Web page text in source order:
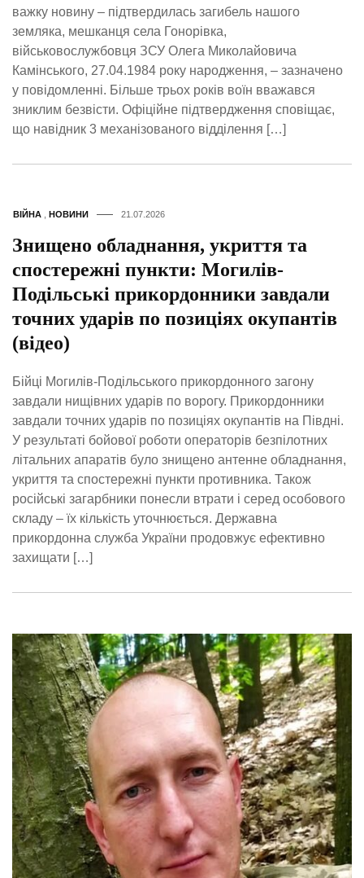
важку новину – підтвердилась загибель нашого
земляка, мешканця села Гонорівка,
військовослужбовця ЗСУ Олега Миколайовича
Камінського, 27.04.1984 року народження, – зазначено
у повідомленні. Більше трьох років воїн вважався
зниклим безвісти. Офіційне підтвердження сповіщає,
що навідник 3 механізованого відділення […]
ВІЙНА НОВИНИ 21.07.2026
Знищено обладнання, укриття та
спостережні пункти: Могилів-
Подільські прикордонники завдали
точних ударів по позиціях окупантів
(відео)
Бійці Могилів-Подільського прикордонного загону
завдали нищівних ударів по ворогу. Прикордонники
завдали точних ударів по позиціях окупантів на Півдні.
У результаті бойової роботи операторів безпілотних
літальних апаратів було знищено антенне обладнання,
укриття та спостережні пункти противника. Також
російські загарбники понесли втрати і серед особового
складу – їх кількість уточнюється. Державна
прикордонна служба України продовжує ефективно
захищати […]